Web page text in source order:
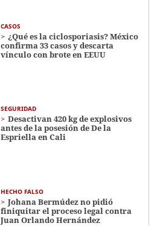
CASOS
¿Qué es la ciclosporiasis? México
confirma 33 casos y descarta
vínculo con brote en EEUU
SEGURIDAD
Desactivan 420 kg de explosivos
antes de la posesión de De la
Espriella en Cali
HECHO FALSO
Johana Bermúdez no pidió
finiquitar el proceso legal contra
Juan Orlando Hernández